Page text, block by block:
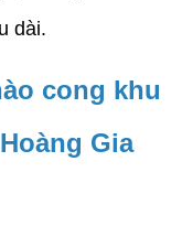
dài.
cong khu
Gia